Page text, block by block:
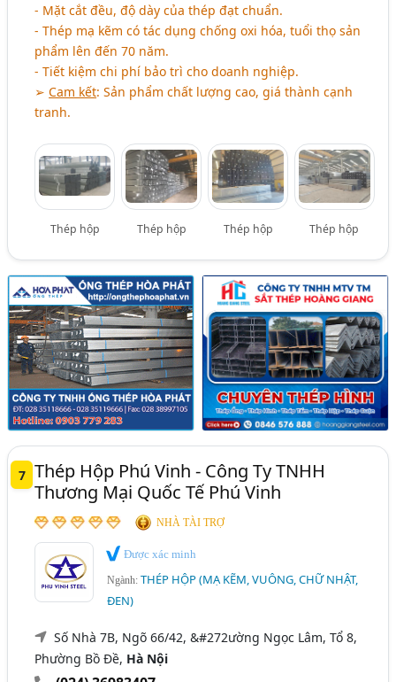
- Mặt cắt đều, độ dày của thép đạt chuẩn.
- Thép mạ kẽm có tác dụng chống oxi hóa, tuổi thọ sản
phẩm lên đến 70 năm.
- Tiết kiệm chi phí bảo trì cho doanh nghiệp.
➢Cam kết: Sản phẩm chất lượng cao, giá thành cạnh
tranh.
Thép hộp Thép hộp Thép hộp Thép hộp
7 Thép Hộp Phú Vinh - Công Ty TNHH
Thương Mại Quốc Tế Phú Vinh
NHÀ TÀI TRỢ
Được xác minh
Ngành:THÉP HỘP (MẠ KẼM, VUÔNG, CHỮ NHẬT,
ĐEN)
Số Nhà 7B, Ngõ 66/42, &#272ường Ngọc Lâm, Tổ 8,
Phường Bồ Đề, Hà Nội